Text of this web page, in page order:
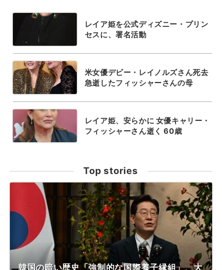
レイア姫を公式ディズニー・プリン
セスに、署名活動
米女優デビー・レイノルズさん死去
急逝したフィッシャーさんの母
レイア姫、安らかに 女優キャリー・
フィッシャーさん逝く 60歳
Top stories
韓国の暗い歴史「強制的な国際養子縁組」、大